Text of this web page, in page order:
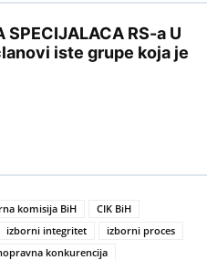
SPECIJALACA RS-a U
iste grupe koja je
komisija BiH
CIK BiH
izborni integritet
izborni proces
konkurencija